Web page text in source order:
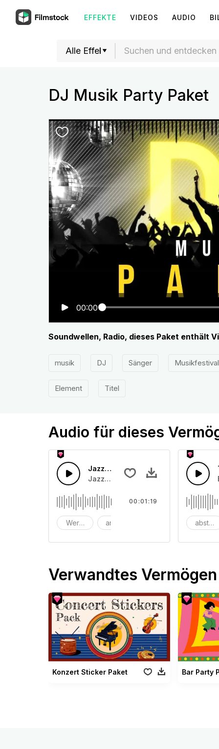
EFFEKTE VIDEOS AUDIO
DJ Musik Party Paket
00:00
Soundwellen, Radio, dieses Paket enthält
musik DJ Sänger Musikfestival
Element Titel
Audio für dieses
Jazzcafe Gitarre
Jazzcafe-Gitarre mit französischem
Werbung animation
00:01:19
Verwandtes Vermögen
Konzert Sticker Paket Bar Party